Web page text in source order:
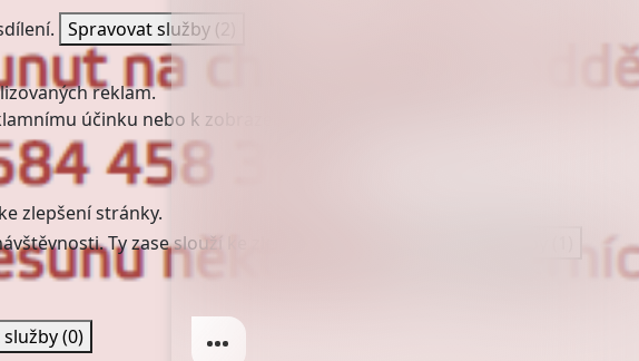
Spravovat služby (2)
reklam.
účinku nebo k zobrazení personalizovaných reklam.
zlepšení stránky.
Ty zase slouží ke zlepšení stránky.
(0)